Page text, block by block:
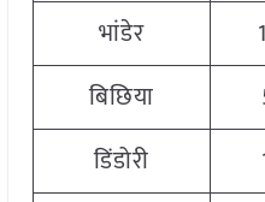
भांडेर
बिछिया
डिंडोरी